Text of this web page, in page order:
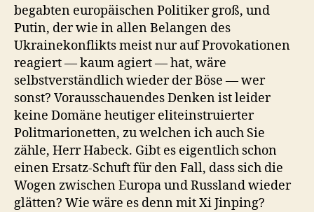
begabten europäischen Politiker groß, und
Putin, der wie in allen Belangen des
Ukrainekonflikts meist nur auf Provokationen
reagiert — kaum agiert — hat, wäre
selbstverständlich wieder der Böse — wer
sonst? Vorausschauendes Denken ist leider
keine Domäne heutiger eliteinstruierter
Politmarionetten, zu welchen ich auch Sie
zähle, Herr Habeck. Gibt es eigentlich schon
einen Ersatz-Schuft für den Fall, dass sich die
Wogen zwischen Europa und Russland wieder
glätten? Wie wäre es denn mit Xi Jinping?